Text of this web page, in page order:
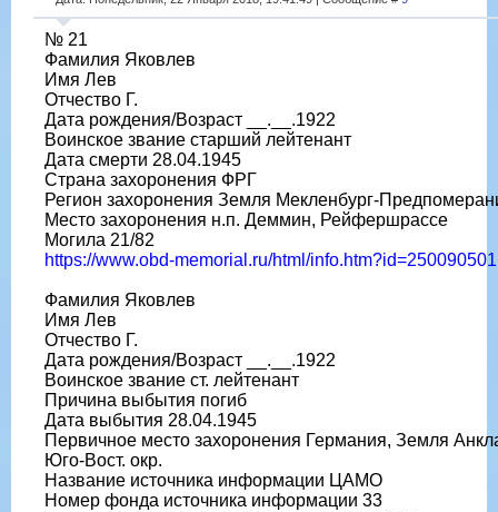
№ 21
Фамилия Яковлев
Имя Лев
Отчество Г.
Дата рождения/Возраст __.__.1922
Воинское звание старший лейтенант
Дата смерти 28.04.1945
Страна захоронения ФРГ
Регион захоронения Земля Мекленбург-
Место захоронения н.п. Деммин, Рейфершрассе
Могила 21/82
https://www.obd-memorial.ru/html/info.htm?id=250090501
Фамилия Яковлев
Имя Лев
Отчество Г.
Дата рождения/Возраст __.__.1922
Воинское звание ст. лейтенант
Причина выбытия погиб
Дата выбытия 28.04.1945
Первичное место захоронения Германия, Земля
Юго-Вост. окр.
Название источника информации ЦАМО
Номер фонда источника информации 33